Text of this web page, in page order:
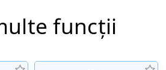
funcții